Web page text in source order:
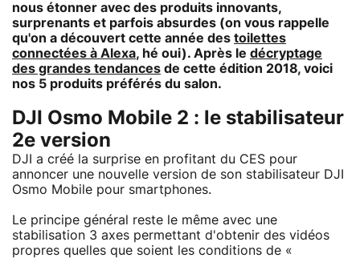
nous étonner avec des produits innovants,
surprenants et parfois absurdes (on vous rappelle
qu'on a découvert cette année des toilettes
connectées à Alexa, hé oui). Après le décryptage
des grandes tendances de cette édition 2018, voici
nos 5 produits préférés du salon.
DJI Osmo Mobile 2 : le stabilisateur
2e version
DJI a créé la surprise en profitant du CES pour
annoncer une nouvelle version de son stabilisateur DJI
Osmo Mobile pour smartphones.
Le principe général reste le même avec une
stabilisation 3 axes permettant d'obtenir des vidéos
propres quelles que soient les conditions de «